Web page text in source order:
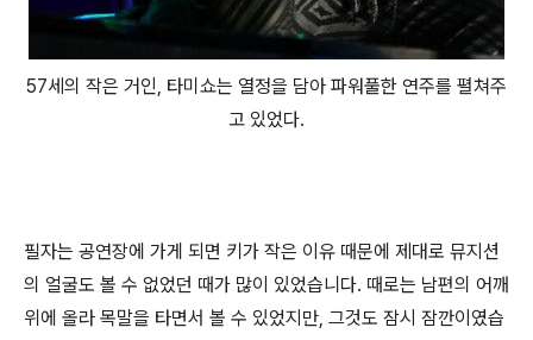
57세의 작은 거인, 타미쇼는 열정을 담아 파워풀한 연주를 펼쳐주
고 있었다.
필자는 공연장에 가게 되면 키가 작은 이유 때문에 제대로 뮤지션
의 얼굴도 볼 수 없었던 때가 많이 있었습니다. 때로는 남편의 어깨
위에 올라 목말을 타면서 볼 수 있었지만, 그것도 잠시 잠깐이였습